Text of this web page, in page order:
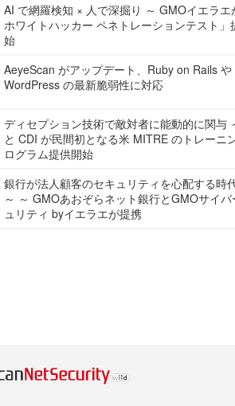
AI で網羅検知 × 人で深掘り ～ GMOイエラエ
ホワイトハッカー ペネトレーションテスト」
始
AeyeScan がアップデート、Ruby on Rails や
WordPress の最新脆弱性に対応
ディセプション技術で敵対者に能動的に関与
と CDI が民間初となる米 MITRE のトレーニ
ログラム提供開始
銀行が法人顧客のセキュリティを心配する時
～ ～ GMOあおぞらネット銀行とGMOサイ
ュリティ byイエラエが提携